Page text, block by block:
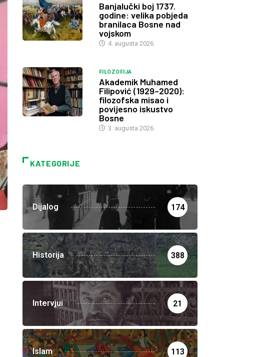
Banjalučki boj 1737.
godine: velika pobjeda
branilaca Bosne nad
vojskom
4. augusta 2026.
FILOZOFIJA
Akademik Muhamed
Filipović (1929–2020):
filozofska misao i
povijesno iskustvo
Bosne
3. augusta 2026.
KATEGORIJE
Dijalog 174
Historija 388
Intervjui 21
Islam 113